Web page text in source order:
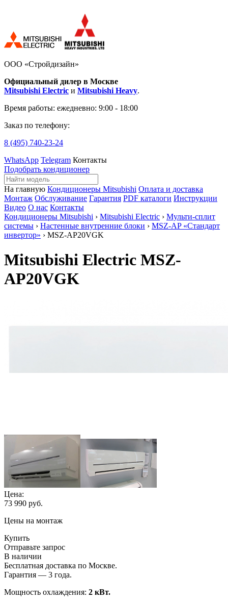
ООО «Стройдизайн»
Официальный дилер в Москве
Mitsubishi Electric и Mitsubishi Heavy.
Время работы: ежедневно: 9:00 - 18:00
Заказ по телефону:
8 (495) 740-23-24
WhatsApp Telegram Контакты
Подобрать кондиционер
На главную Кондиционеры Mitsubishi Оплата и доставка
Монтаж Обслуживание Гарантия PDF каталоги Инструкции
Видео О нас Контакты
Кондиционеры Mitsubishi › Mitsubishi Electric › Мульти-сплит
системы › Настенные внутренние блоки › MSZ-AP «Стандарт
инвертор» › MSZ-AP20VGK
Mitsubishi Electric MSZ-
AP20VGK
Цена:
73 990 руб.
Цены на монтаж
Купить
Отправьте запрос
В наличии
Бесплатная доставка по Москве.
Гарантия — 3 года.
Мощность охлаждения: 2 кВт.